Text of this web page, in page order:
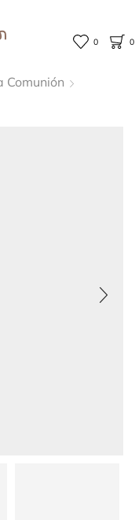
0 0
Comunión